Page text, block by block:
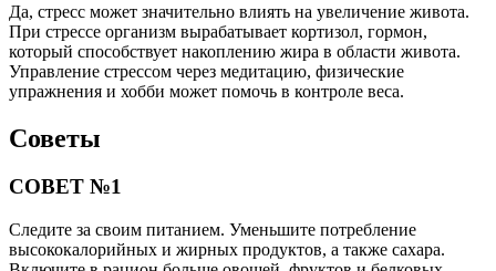
Да, стресс может значительно влиять на увеличение живота.
При стрессе организм вырабатывает кортизол, гормон,
который способствует накоплению жира в области живота.
Управление стрессом через медитацию, физические
упражнения и хобби может помочь в контроле веса.
Советы
СОВЕТ №1
Следите за своим питанием. Уменьшите потребление
высококалорийных и жирных продуктов, а также сахара.